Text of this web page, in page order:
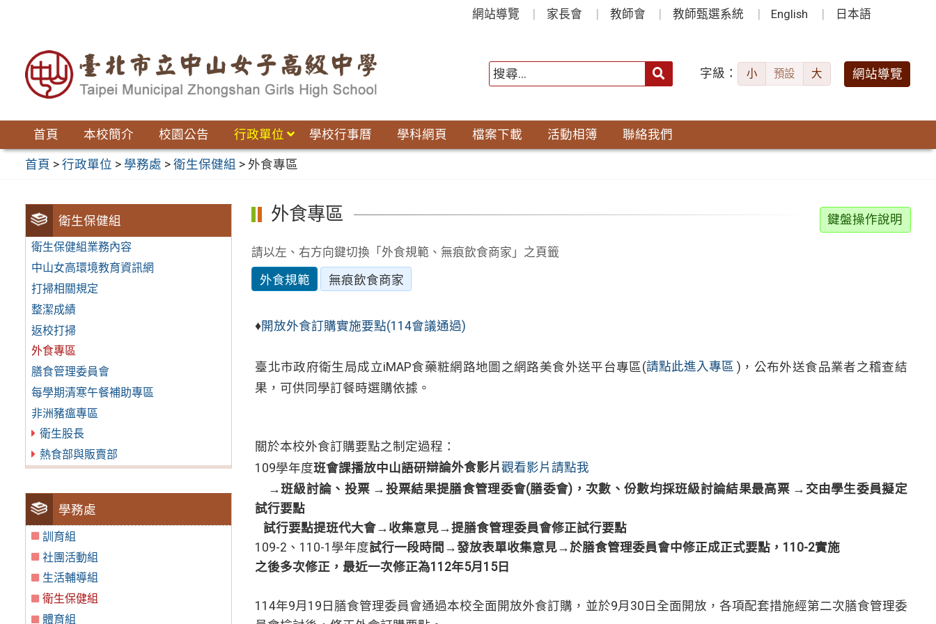
網站導覽 家長會 教師會 教師甄選系統 English 日本語
字級： 小 預設 大 網站導覽
首頁 本校簡介 校園公告 行政單位 學校行事曆 學科網頁 檔案下載 活動相簿 聯絡我們
首頁 >行政單位 > 學務處 >衛生保健組 > 外食專區
衛生保健組
衛生保健組業務內容
中山女高環境教育資訊網
打掃相關規定
整潔成績
返校打掃
外食專區
膳食管理委員會
每學期清寒午餐補助專區
非洲豬瘟專區
衛生股長
熱食部與販賣部
學務處
訓育組
社團活動組
生活輔導組
衛生保健組
體育組
鍵盤操作說明
外食專區
請以左、右方向鍵切換「外食規範、無痕飲食商家」之頁籤
外食規範
無痕飲食商家
♦開放外食訂購實施要點(114會議通過)
臺北市政府衛生局成立iMAP食藥粧網路地圖之網路美食外送平台專區(請點此進入專區 )，公布外送食品業者之稽查結
果，可供同學訂餐時選購依據。
關於本校外食訂購要點之制定過程：
109學年度班會課播放中山語研辯論外食影片觀看影片請點我
→班級討論、投票 → 投票結果提膳食管理委會(膳委會)，次數、份數均採班級討論結果最高票 →交由學生委員擬定
試行要點
試行要點提班代大會→收集意見→提膳食管理委員會修正試行要點
109-2、110-1學年度試行一段時間 →發放表單收集意見→於膳食管理委員會中修正成正式要點，110-2實施
之後多次修正，最近一次修正為112年5月15日
114年9月19日膳食管理委員會通過本校全面開放外食訂購，並於9月30日全面開放，各項配套措施經第二次膳食管理委